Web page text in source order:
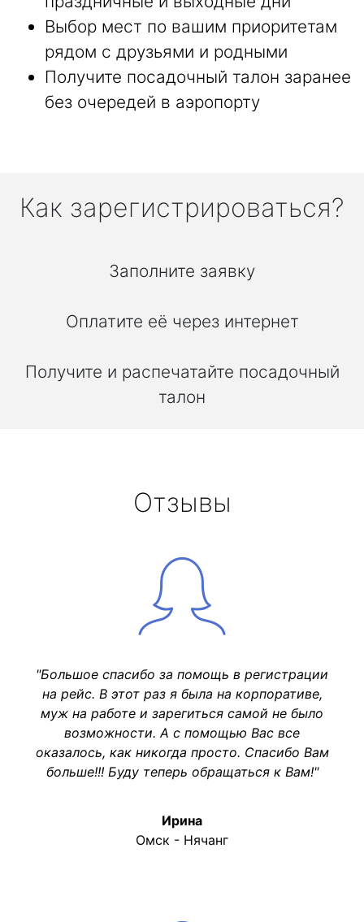
Выбор мест по вашим приоритетам
рядом с друзьями и родными
Получите посадочный талон заранее
без очередей в аэропорту
Как зарегистрироваться?
Заполните заявку
Оплатите её через интернет
Получите и распечатайте посадочный
талон
Отзывы
"Большое спасибо за помощь в регистрации
на рейс. В этот раз я была на корпоративе,
муж на работе и зарегиться самой не было
возможности. А с помощью Вас все
оказалось, как никогда просто. Спасибо Вам
больше!!! Буду теперь обращаться к Вам!"
Ирина
Омск - Нячанг